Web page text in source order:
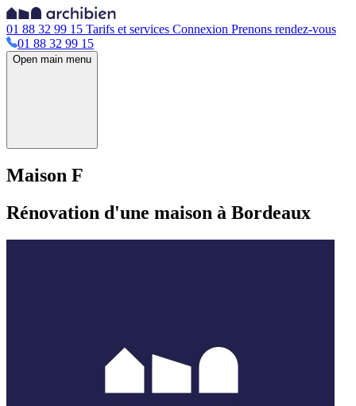
01 88 32 99 15 Tarifs et services Connexion Prenons rendez-vous
01 88 32 99 15
Open main menu
Maison F
Rénovation d'une maison à Bordeaux